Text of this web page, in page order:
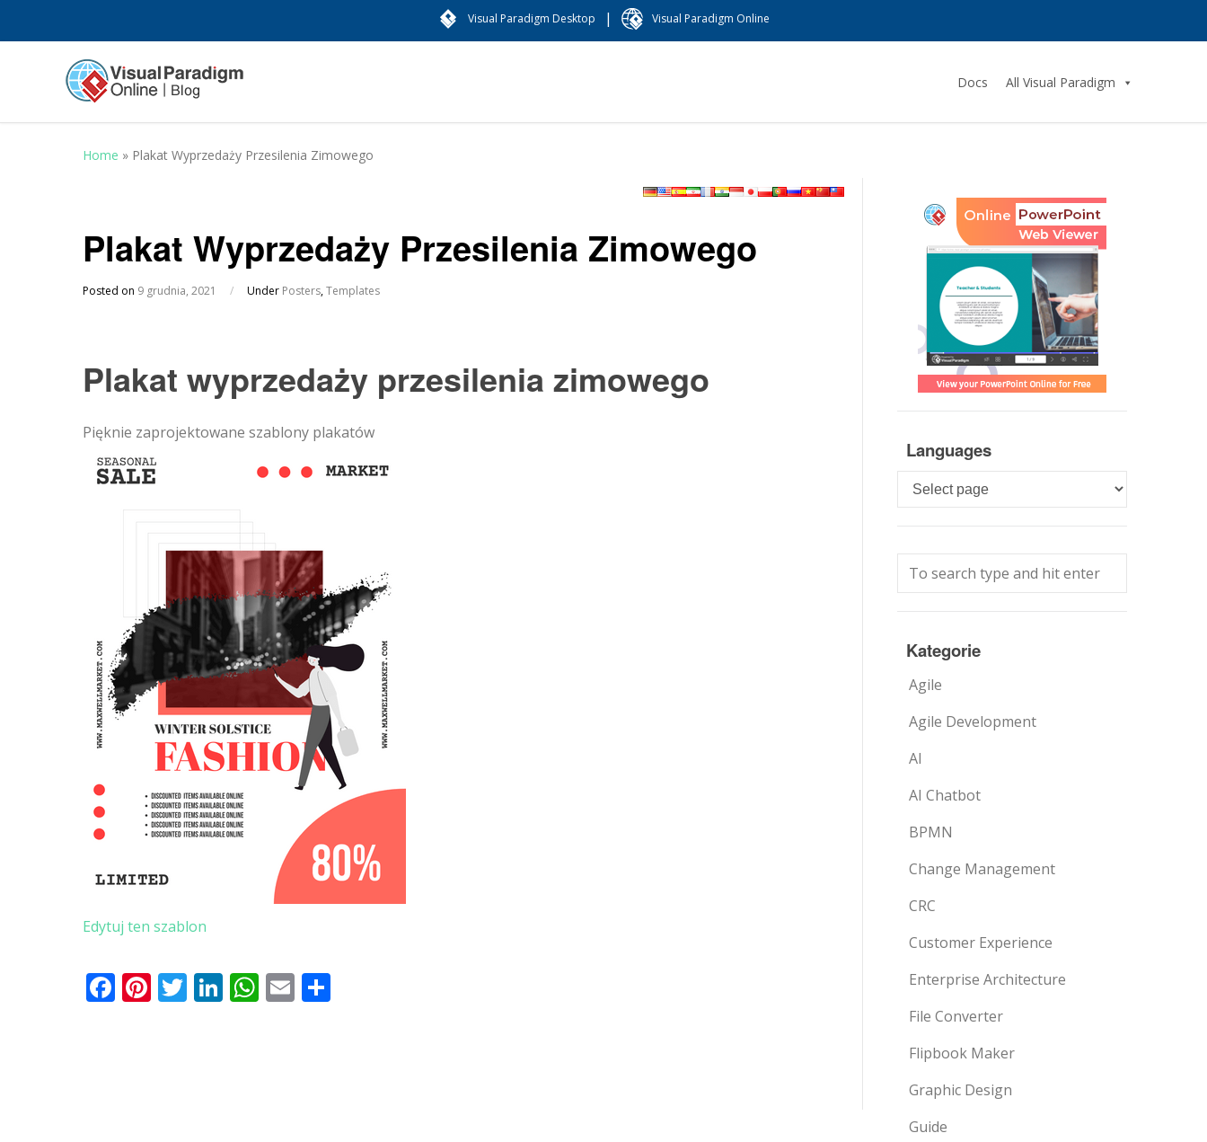
Visual Paradigm Desktop | Visual Paradigm Online
Docs All Visual Paradigm
Home » Plakat Wyprzedaży Przesilenia Zimowego
Plakat Wyprzedaży Przesilenia Zimowego
Posted on 9 grudnia, 2021 / Under Posters,Templates
Plakat wyprzedaży przesilenia zimowego
Pięknie zaprojektowane szablony plakatów
Edytuj ten szablon
Facebook
Pinterest
Twitter
LinkedIn
WhatsApp
Email
Languages
Languages
Kategorie
Agile
Agile Development
AI
AI Chatbot
BPMN
Change Management
CRC
Customer Experience
Enterprise Architecture
File Converter
Flipbook Maker
Graphic Design
Guide